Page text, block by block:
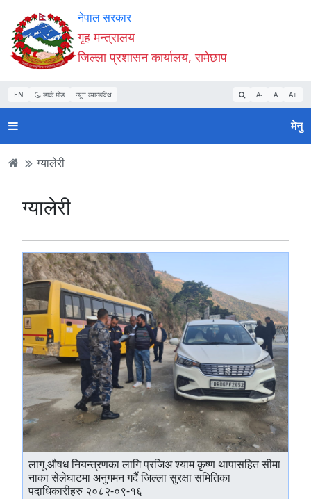
Accessibility
Mode
सुरु
गर्नुहोस्
सामाग्री
पढ्नुहाेस्
नेभिगेसन
पढ्नुहाेस्
वेबसाइट
खोजमा
जानुहोस्
नेपाल सरकार
गृह मन्त्रालय
जिल्ला प्रशासन कार्यालय, रामेछाप
EN डार्क मोड न्यून व्यान्डविथ A- A A+
मेनु
ग्यालेरी
ग्यालेरी
लागू औषध नियन्त्रणका लागि प्रजिअ श्याम कृष्ण थापासहित सीमा
नाका सेलेघाटमा अनुगमन गर्दै जिल्ला सुरक्षा समितिका
पदाधिकारीहरु २०८२-०९-१६